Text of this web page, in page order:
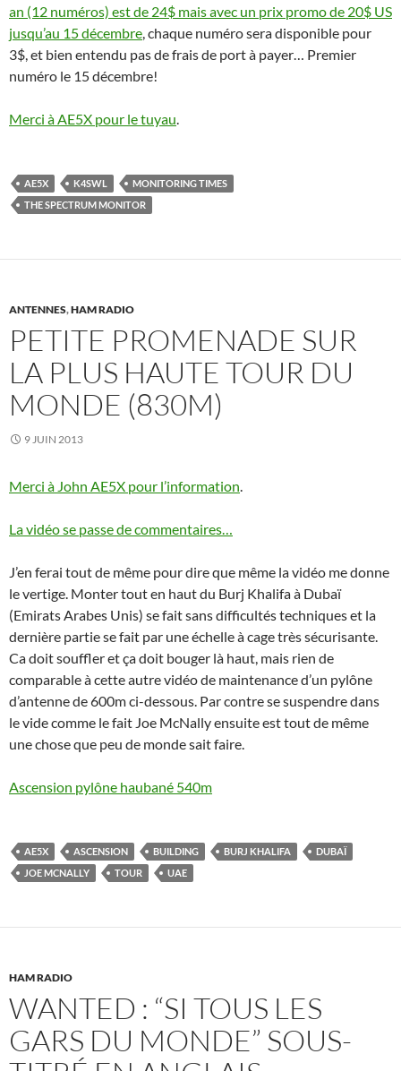
an (12 numéros) est de 24$ mais avec un prix promo de 20$ US
jusqu’au 15 décembre, chaque numéro sera disponible pour
3$, et bien entendu pas de frais de port à payer… Premier
numéro le 15 décembre!
Merci à AE5X pour le tuyau.
AE5X K4SWL
MONITORING TIMES
THE SPECTRUM MONITOR
ANTENNES,HAM RADIO
PETITE PROMENADE SUR
LA PLUS HAUTE TOUR DU
MONDE (830M)
9 JUIN 2013
Merci à John AE5X pour l’information.
La vidéo se passe de commentaires…
J’en ferai tout de même pour dire que même la vidéo me donne
le vertige. Monter tout en haut du Burj Khalifa à Dubaï
(Emirats Arabes Unis) se fait sans difficultés techniques et la
dernière partie se fait par une échelle à cage très sécurisante.
Ca doit souffler et ça doit bouger là haut, mais rien de
comparable à cette autre vidéo de maintenance d’un pylône
d’antenne de 600m ci-dessous. Par contre se suspendre dans
le vide comme le fait Joe McNally ensuite est tout de même
une chose que peu de monde sait faire.
Ascension pylône haubané 540m
AE5X ASCENSION BUILDING BURJ KHALIFA
DUBAÏ
JOE MCNALLY
TOUR UAE
HAM RADIO
WANTED : “SI TOUS LES
GARS DU MONDE” SOUS-